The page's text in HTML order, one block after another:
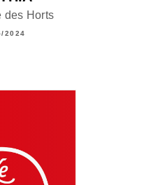
des Horts
2024